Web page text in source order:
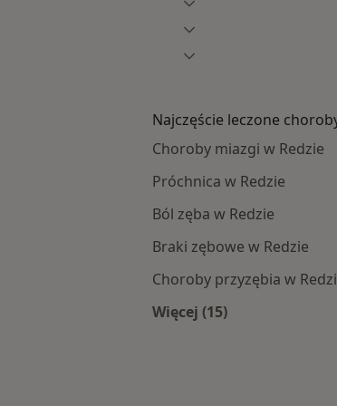
Najczęście leczone
Choroby miazgi w Redzie
Próchnica w Redzie
Ból zęba w Redzie
Braki zębowe w Redzie
Choroby przyzębia w
Więcej (15)